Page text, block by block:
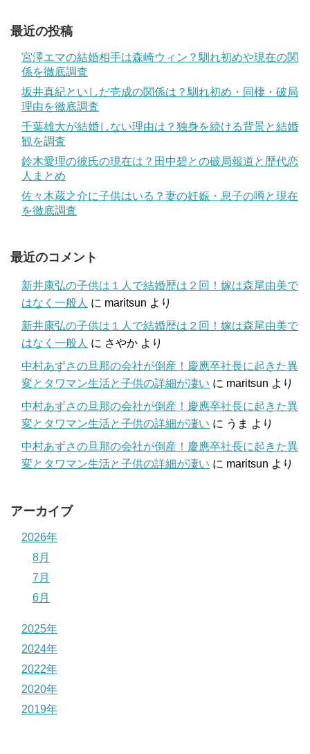
最近の投稿
宮澤エマの結婚相手は森崎ウィン？馴れ初めや現在の関
係を徹底調査
坂井真紀といしだ壱成の関係は？馴れ初め・同棲・破局
理由を徹底調査
千葉雄大が結婚しない理由は？独身を続ける背景と結婚
観を調査
鈴木愛理の彼氏の現在は？田中碧との破局報道と歴代恋
人まとめ
佐々木蔵之介に子供はいる？妻の妊娠・息子の噂と現在
を徹底調査
最近のコメント
新井康弘の子供は１人で結婚歴は２回！嫁は森尾由美で
はなく一般人 に maritsun より
新井康弘の子供は１人で結婚歴は２回！嫁は森尾由美で
はなく一般人 に さやか より
中村あずさの旦那の会社が倒産！慶應卒社長に起きた異
変とタワマン生活と子供の詳細が凄い に maritsun より
中村あずさの旦那の会社が倒産！慶應卒社長に起きた異
変とタワマン生活と子供の詳細が凄い に うま より
中村あずさの旦那の会社が倒産！慶應卒社長に起きた異
変とタワマン生活と子供の詳細が凄い に maritsun より
アーカイブ
2026年
8月
7月
6月
2025年
2024年
2022年
2020年
2019年